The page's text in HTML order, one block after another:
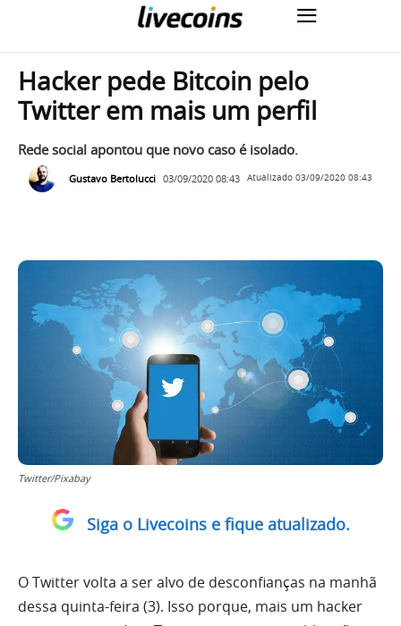
Hacker pede Bitcoin pelo
Twitter em mais um perfil
Rede social apontou que novo caso é isolado.
Gustavo Bertolucci 03/09/2020 08:43 Atualizado 03/09/2020 08:43
Twitter/Pixabay
Siga o Livecoins e fique atualizado.
O Twitter volta a ser alvo de desconfianças na manhã
dessa quinta-feira (3). Isso porque, mais um hacker